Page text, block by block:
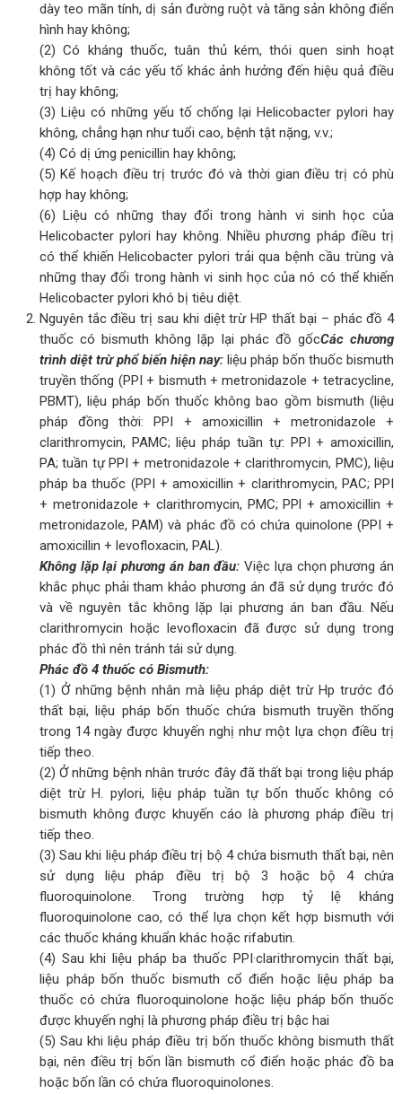
dày teo mãn tính, dị sản đường ruột và tăng sản không điển
hình hay không;
(2) Có kháng thuốc, tuân thủ kém, thói quen sinh hoạt
không tốt và các yếu tố khác ảnh hưởng đến hiệu quả điều
trị hay không;
(3) Liệu có những yếu tố chống lại Helicobacter pylori hay
không, chẳng hạn như tuổi cao, bệnh tật nặng, v.v.;
(4) Có dị ứng penicillin hay không;
(5) Kế hoạch điều trị trước đó và thời gian điều trị có phù
hợp hay không;
(6) Liệu có những thay đổi trong hành vi sinh học của
Helicobacter pylori hay không. Nhiều phương pháp điều trị
có thể khiến Helicobacter pylori trải qua bệnh cầu trùng và
những thay đổi trong hành vi sinh học của nó có thể khiến
Helicobacter pylori khó bị tiêu diệt.
Nguyên tắc điều trị sau khi diệt trừ HP thất bại – phác đồ 4
thuốc có bismuth không lặp lại phác đồ gốcCác chương
trình diệt trừ phổ biến hiện nay: liệu pháp bốn thuốc bismuth
truyền thống (PPI + bismuth + metronidazole + tetracycline,
PBMT), liệu pháp bốn thuốc không bao gồm bismuth (liệu
pháp đồng thời: PPI + amoxicillin + metronidazole +
clarithromycin, PAMC; liệu pháp tuần tự: PPI + amoxicillin,
PA; tuần tự PPI + metronidazole + clarithromycin, PMC), liệu
pháp ba thuốc (PPI + amoxicillin + clarithromycin, PAC; PPI
+ metronidazole + clarithromycin, PMC; PPl + amoxicillin +
metronidazole, PAM) và phác đồ có chứa quinolone (PPI +
amoxicillin + levofloxacin, PAL).
Không lặp lại phương án ban đầu: Việc lựa chọn phương án
khắc phục phải tham khảo phương án đã sử dụng trước đó
và về nguyên tắc không lặp lại phương án ban đầu. Nếu
clarithromycin hoặc levofloxacin đã được sử dụng trong
phác đồ thì nên tránh tái sử dụng.
Phác đồ 4 thuốc có Bismuth:
(1) Ở những bệnh nhân mà liệu pháp diệt trừ Hp trước đó
thất bại, liệu pháp bốn thuốc chứa bismuth truyền thống
trong 14 ngày được khuyến nghị như một lựa chọn điều trị
tiếp theo.
(2) Ở những bệnh nhân trước đây đã thất bại trong liệu pháp
diệt trừ H. pylori, liệu pháp tuần tự bốn thuốc không có
bismuth không được khuyến cáo là phương pháp điều trị
tiếp theo.
(3) Sau khi liệu pháp điều trị bộ 4 chứa bismuth thất bại, nên
sử dụng liệu pháp điều trị bộ 3 hoặc bộ 4 chứa
fluoroquinolone. Trong trường hợp tỷ lệ kháng
fluoroquinolone cao, có thể lựa chọn kết hợp bismuth với
các thuốc kháng khuẩn khác hoặc rifabutin.
(4) Sau khi liệu pháp ba thuốc PPI·clarithromycin thất bại,
liệu pháp bốn thuốc bismuth cổ điển hoặc liệu pháp ba
thuốc có chứa fluoroquinolone hoặc liệu pháp bốn thuốc
được khuyến nghị là phương pháp điều trị bậc hai
(5) Sau khi liệu pháp điều trị bốn thuốc không bismuth thất
bại, nên điều trị bốn lần bismuth cổ điển hoặc phác đồ ba
hoặc bốn lần có chứa fluoroquinolones.